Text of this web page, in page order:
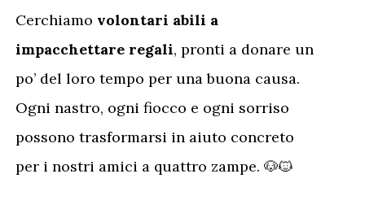
Cerchiamo volontari abili a
impacchettare regali, pronti a donare un
po’ del loro tempo per una buona causa.
Ogni nastro, ogni fiocco e ogni sorriso
possono trasformarsi in aiuto concreto
per i nostri amici a quattro zampe. 🐶🐱